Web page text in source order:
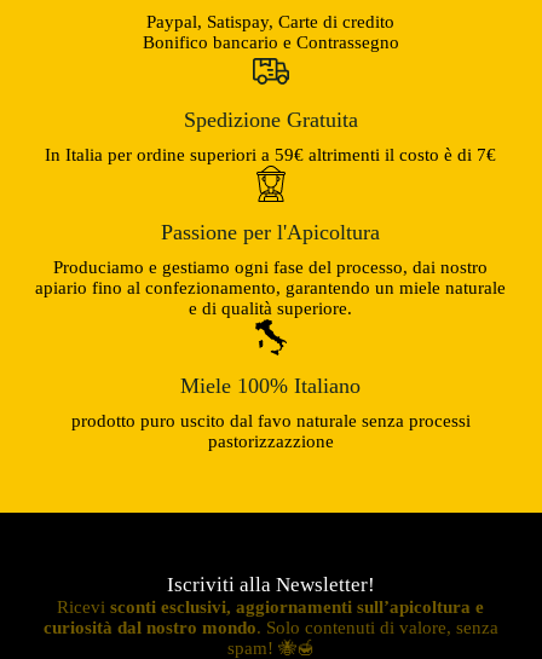
Paypal, Satispay, Carte di credito
Bonifico bancario e Contrassegno
Spedizione Gratuita
In Italia per ordine superiori a 59€ altrimenti il costo è di 7€
Passione per l'Apicoltura
Produciamo e gestiamo ogni fase del processo, dai nostro
apiario fino al confezionamento, garantendo un miele naturale
e di qualità superiore.
Miele 100% Italiano
prodotto puro uscito dal favo naturale senza processi
pastorizzazzione
Iscriviti alla Newsletter!
Ricevisconti esclusivi, aggiornamenti sull’apicoltura e
curiosità dal nostro mondo. Solo contenuti di valore, senza
spam! 🐝🍯